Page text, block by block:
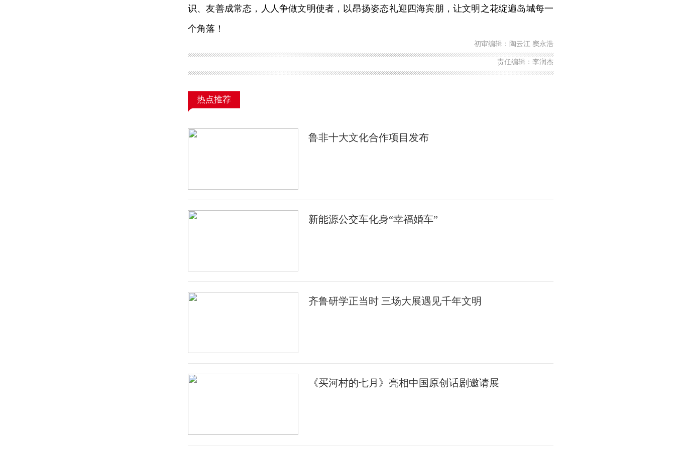
识、友善成常态，人人争做文明使者，以昂扬姿态礼迎四海宾朋，让文明之花绽遍岛城每一
个角落！
初审编辑：陶云江 窦永浩
责任编辑：李润杰
热点推荐
鲁非十大文化合作项目发布
新能源公交车化身“幸福婚车”
齐鲁研学正当时 三场大展遇见千年文明
《买河村的七月》亮相中国原创话剧邀请展